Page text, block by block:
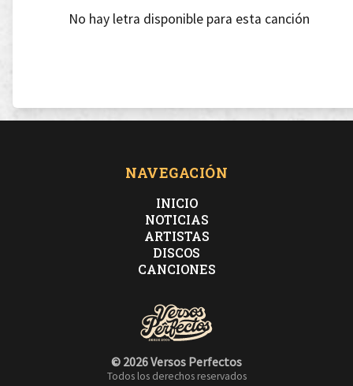
No hay letra disponible para esta canción
NAVEGACIÓN
INICIO
NOTICIAS
ARTISTAS
DISCOS
CANCIONES
© 2026 Versos Perfectos
Todos los derechos reservados